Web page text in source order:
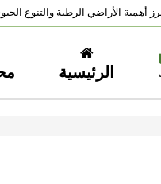
أهمية الأراضي الرطبة والتنوع
الرئيسية